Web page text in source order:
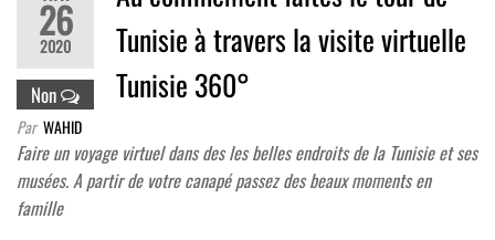
26
2020
Non
Tunisie à travers la visite virtuelle
Tunisie 360°
Par WAHID
Faire un voyage virtuel dans des les belles endroits de la Tunisie et ses
musées. A partir de votre canapé passez des beaux moments en
famille